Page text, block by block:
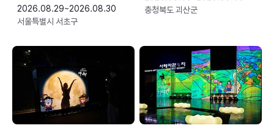
2026.08.29~2026.08.30
서울특별시 서초구
충청북도 괴산군